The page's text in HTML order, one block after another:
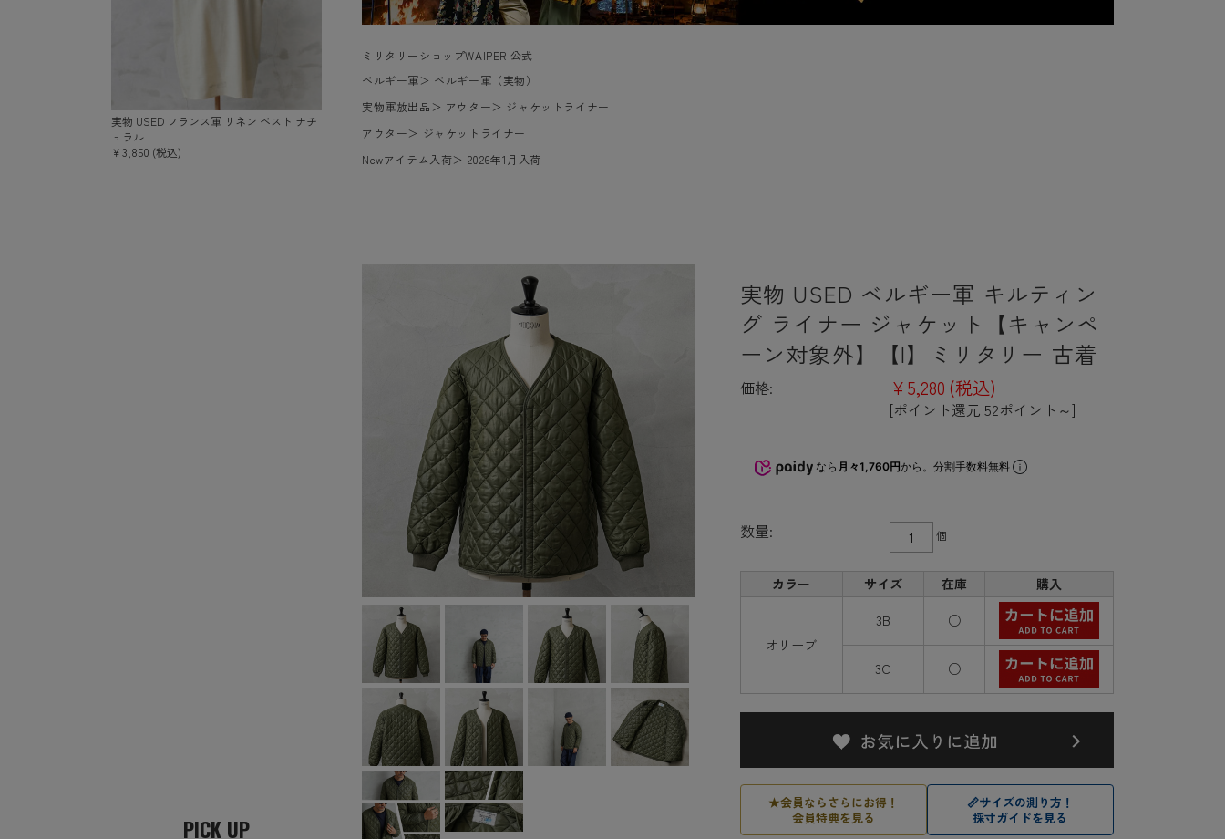
ミリタリーショップWAIPER 公式
ベルギー軍＞ ベルギー軍（実物）
実物軍放出品 ＞ アウター＞ ジャケットライナー
アウター＞ ジャケットライナー
Newアイテム入荷＞ 2026年1月入荷
実物 USED ベルギー軍 キルティン
グ ライナー ジャケット【キャンペ
ーン対象外】【I】ミリタリー 古着
価格: ¥5,280 (税込)
[ポイント還元 52ポイント～]
なら 月々1,760円から。分割手数料無料
数量: 個
カラー サイズ 在庫 購入
オリーブ
3B ○
3C ○
★会員ならさらにお得！
会員特典を見る
📏サイズの測り方！
採寸ガイドを見る
実物 USED フランス軍 リネン ベスト ナチ
ュラル
￥3,850 (税込)
PICK UP